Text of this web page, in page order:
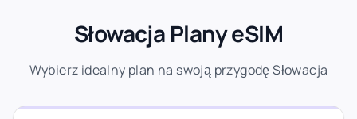
Słowacja Plany eSIM
Wybierz idealny plan na swoją przygodę Słowacja